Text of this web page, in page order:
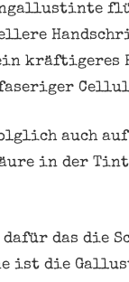
kräftigeres
auch
in der
das die
ist die